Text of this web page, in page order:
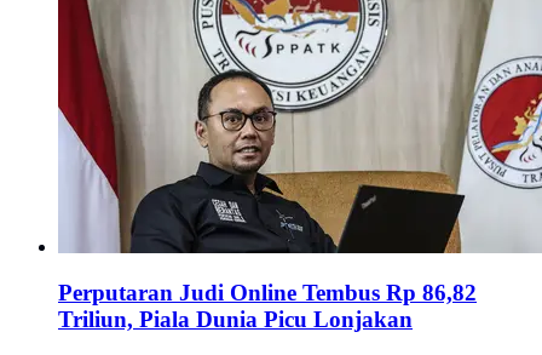
Perputaran Judi Online Tembus Rp 86,82
Triliun, Piala Dunia Picu Lonjakan